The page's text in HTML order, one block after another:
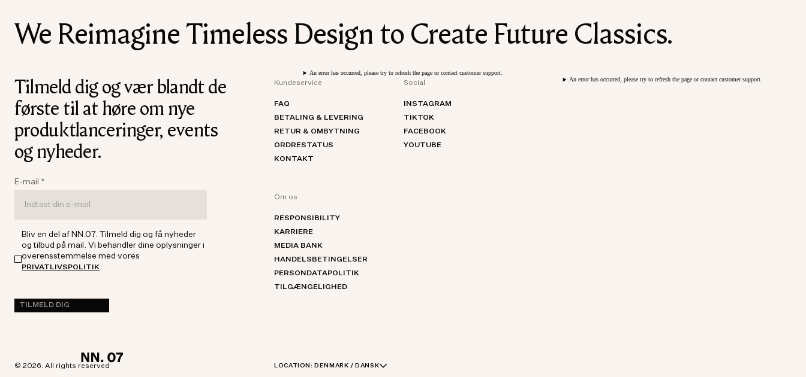
We Reimagine Timeless Design to Create Future Classics.
An error has occurred, please try to refresh the page or contact customer support.
Tilmeld dig og vær blandt de
første til at høre om nye
produktlanceringer, events
og nyheder.
E-mail *
Bliv en del af NN.07. Tilmeld dig og få nyheder
og tilbud på mail. Vi behandler dine oplysninger i
overensstemmelse med vores
PRIVATLIVSPOLITIK.
TILMELD DIG
© 2026. All rights reserved
Kundeservice
FAQ
BETALING & LEVERING
RETUR & OMBYTNING
ORDRESTATUS
KONTAKT
Social
INSTAGRAM
TIKTOK
FACEBOOK
YOUTUBE
Om os
RESPONSIBILITY
KARRIERE
MEDIA BANK
HANDELSBETINGELSER
PERSONDATAPOLITIK
TILGÆNGELIGHED
LOCATION: DENMARK / DANSK
An error has occurred, please try to refresh the page or contact customer support.